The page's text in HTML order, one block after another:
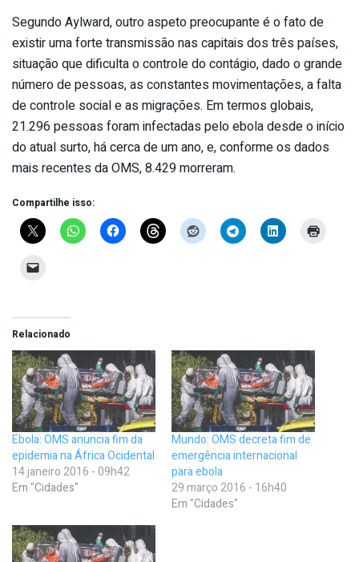
Segundo Aylward, outro aspeto preocupante é o fato de
existir uma forte transmissão nas capitais dos três países,
situação que dificulta o controle do contágio, dado o grande
número de pessoas, as constantes movimentações, a falta
de controle social e as migrações. Em termos globais,
21.296 pessoas foram infectadas pelo ebola desde o início
do atual surto, há cerca de um ano, e, conforme os dados
mais recentes da OMS, 8.429 morreram.
Compartilhe isso:
Relacionado
Ebola: OMS anuncia fim da
epidemia na África Ocidental
14 janeiro 2016 - 09h42
Em "Cidades"
Mundo: OMS decreta fim de
emergência internacional
para ebola
29 março 2016 - 16h40
Em "Cidades"